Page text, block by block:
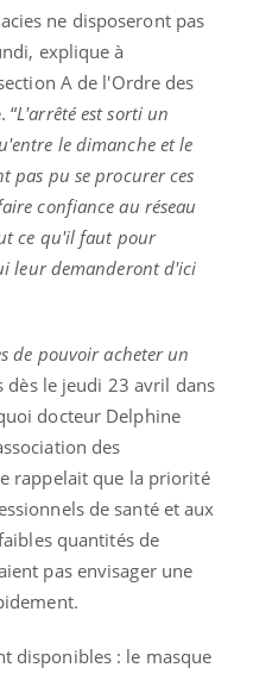
ne disposeront pas
explique à
A de l'Ordre des
“L'arrêté est sorti un
le dimanche et le
pas pu se procurer ces
confiance au réseau
ce qu'il faut pour
leur demanderont d'ici
de pouvoir acheter un
dès le jeudi 23 avril dans
docteur Delphine
des
rappelait que la priorité
de santé et aux
quantités de
pas envisager une
disponibles : le masque